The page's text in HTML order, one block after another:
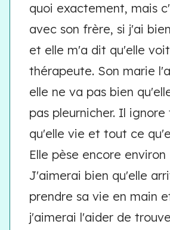
quoi exactement, mais
avec son frère, si j'ai
et elle m'a dit qu'elle
thérapeute. Son marie
elle ne va pas bien
pas pleurnicher. Il
qu'elle vie et tout ce
Elle pèse encore environ
J'aimerai bien qu'elle
prendre sa vie en main
j'aimerai l'aider de